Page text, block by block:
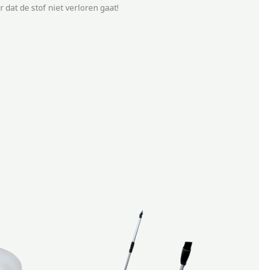
dat de stof niet verloren gaat!